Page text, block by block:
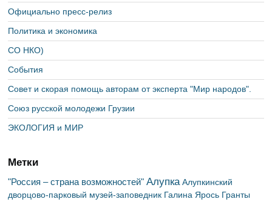
Официально пресс-релиз
Политика и экономика
СО НКО)
События
Совет и скорая помощь авторам от эксперта "Мир народов".
Союз русской молодежи Грузии
ЭКОЛОГИЯ и МИР
Метки
"Россия – страна возможностей" Алупка Алупкинский
дворцово-парковый музей-заповедник Галина Ярось Гранты